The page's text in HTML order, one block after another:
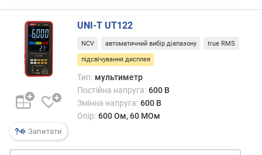
м
і
н
н
и
й
т
р
м
м
Запитати
UNI-T UT122
NCV автоматичний вибір діапазону true RMS
підсвічування дисплея
Тип: мультиметр
Постійна напруга: 600 В
Змінна напруга: 600 В
Опір: 600 Ом, 60 МОм